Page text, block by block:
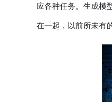
应各种任务。生成模
在一起，以前所未有